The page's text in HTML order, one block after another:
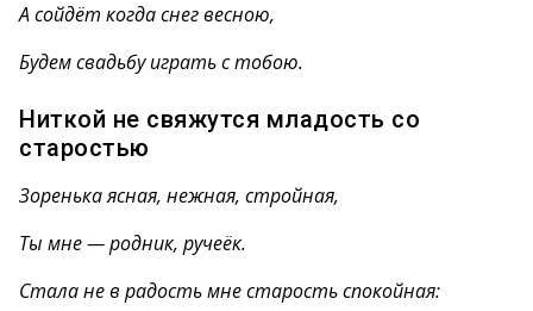
А сойдёт когда снег весною,
Будем свадьбу играть с тобою.
Ниткой не свяжутся младость со
старостью
Зоренька ясная, нежная, стройная,
Ты мне — родник, ручеёк.
Стала не в радость мне старость спокойная: